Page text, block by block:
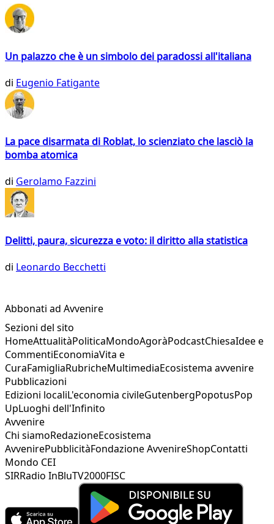
Un palazzo che è un simbolo dei paradossi all'italiana
di Eugenio Fatigante
La pace disarmata di Roblat, lo scienziato che lasciò la
bomba atomica
di Gerolamo Fazzini
Delitti, paura, sicurezza e voto: il diritto alla statistica
di Leonardo Becchetti
Abbonati ad Avvenire
Sezioni del sito
HomeAttualitàPoliticaMondoAgoràPodcastChiesaIdee e
CommentiEconomiaVita e
CuraFamigliaRubricheMultimediaEcosistema avvenire
Pubblicazioni
Edizioni localiL'economia civileGutenbergPopotusPop
UpLuoghi dell'Infinito
Avvenire
Chi siamoRedazioneEcosistema
AvvenirePubblicitàFondazione AvvenireShopContatti
Mondo CEI
SIRRadio InBluTV2000FISC